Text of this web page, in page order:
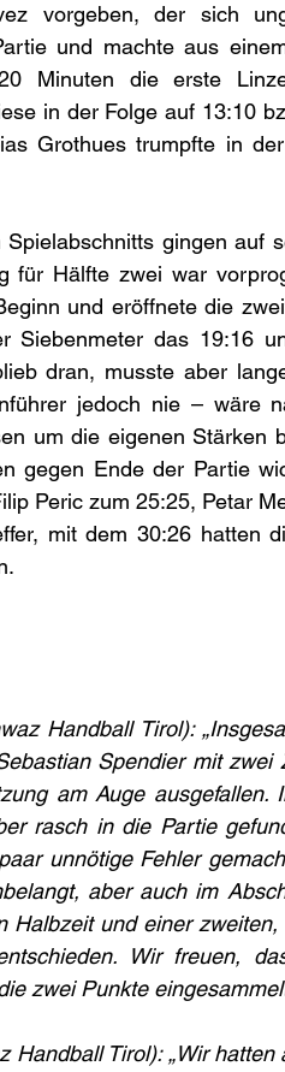
vorgeben, der sich
und machte aus
Minuten die erste
in der Folge auf 13:10
Grothues trumpfte in
gingen auf
für Hälfte zwei war
und eröffnete die
Siebenmeter das 19:16
dran, musste aber
jedoch nie – wäre
um die eigenen Stärken
gegen Ende der Partie
Peric zum 25:25, Petar
mit dem 30:26 hatten
Handball Tirol):
Spendier mit zwei
am Auge ausgefallen.
rasch in die Partie
unnötige Fehler
aber auch im
Halbzeit und einer
Wir freuen,
zwei Punkte
Tirol): „Wir hatten